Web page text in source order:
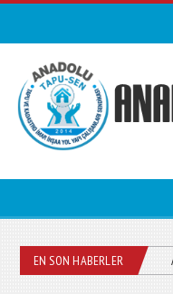
EN SON HABERLER
yayın girmiştir.